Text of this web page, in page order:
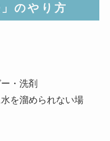
のやり方
・洗剤
を溜められない場